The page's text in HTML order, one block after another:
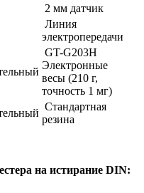
2 мм датчик
Линия
электропередачи
GT-G203H
Электронные
весы (210 г,
точность 1 мг)
Стандартная
резина
на истирание DIN: